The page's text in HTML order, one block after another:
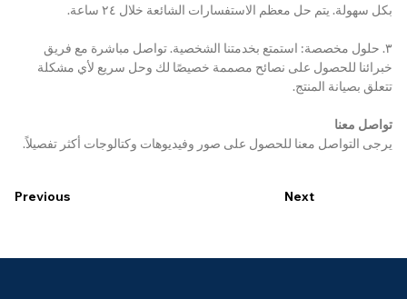
بكل سهولة. يتم حل معظم الاستفسارات الشائعة خلال ٢٤ ساعة.
٣. حلول مخصصة: استمتع بخدمتنا الشخصية. تواصل مباشرة مع فريق
خبرائنا للحصول على نصائح مصممة خصيصًا لك وحل سريع لأي مشكلة
تتعلق بصيانة المنتج.
تواصل معنا
يرجى التواصل معنا للحصول على صور وفيديوهات وكتالوجات أكثر تفصيلاً.
Previous Next